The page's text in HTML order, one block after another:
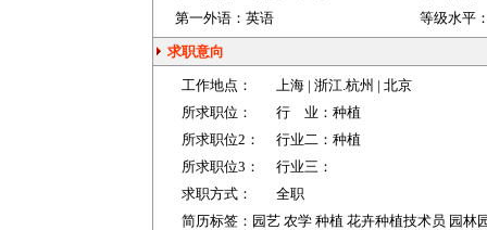
第一外语： 英语 等级水平
求职意向
工作地点： 上海 | 浙江.杭州 | 北京
所求职位：
行 业： 种植
所求职位2：
行业二： 种植
所求职位3：
行业三：
求职方式：
全职
简历标签：园艺 农学 种植 花卉种植技术员 园林